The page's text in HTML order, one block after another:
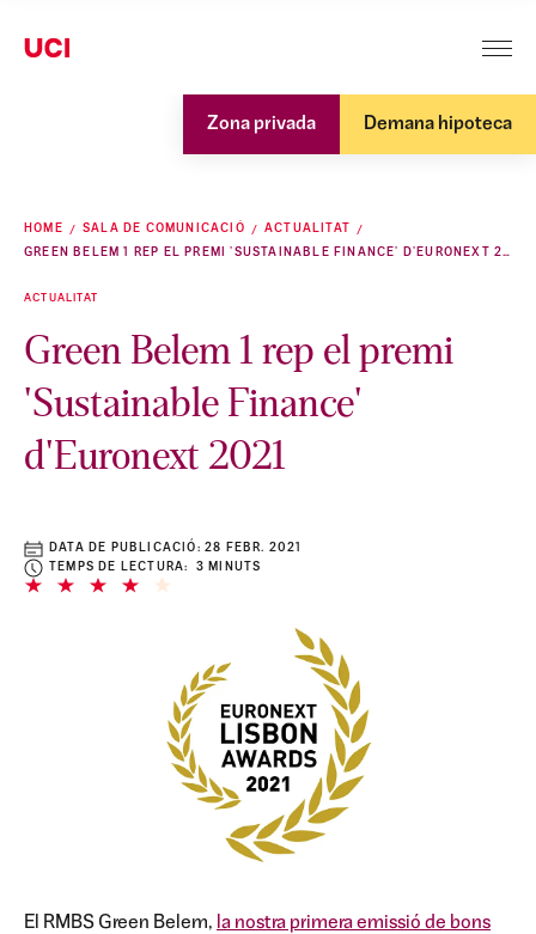
Zona privada Demana hipoteca
HOME SALA DE COMUNICACIÓ
ACTUALITAT
GREEN BELEM 1 REP EL PREMI 'SUSTAINABLE FINANCE' D'EURONEXT 2021
ACTUALITAT
Green Belem 1 rep el premi
'Sustainable Finance'
d'Euronext 2021
DATA DE PUBLICACIÓ: 28 FEBR. 2021
TEMPS DE LECTURA: 3 MINUTS
El RMBS Green Belem, la nostra primera emissió de bons